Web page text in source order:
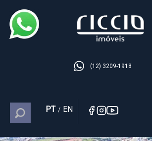
(12) 3209-1918
PT / EN